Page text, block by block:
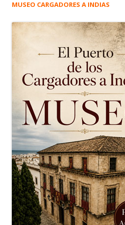
MUSEO CARGADORES A INDIAS